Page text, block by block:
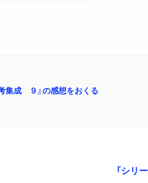
集成 ９』の感想をおくる
「シリ